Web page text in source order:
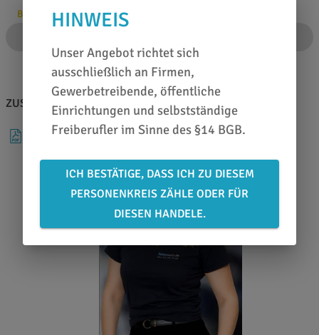
Bitte Anzahl angeben
ZUSATZINFOS
DATENBLATT
BERATEN LASSEN
HINWEIS
Unser Angebot richtet sich
ausschließlich an Firmen,
Gewerbetreibende, öffentliche
Einrichtungen und selbstständige
Freiberufler im Sinne des §14 BGB.
ICH BESTÄTIGE, DASS ICH ZU DIESEM
PERSONENKREIS ZÄHLE ODER FÜR
DIESEN HANDELE.